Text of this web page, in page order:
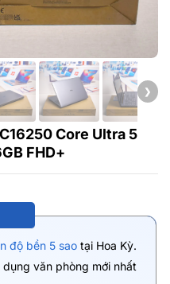
❯
Core Ultra 5
FHD+
độ bền 5 sao tại Hoa Kỳ.
văn phòng mới nhất